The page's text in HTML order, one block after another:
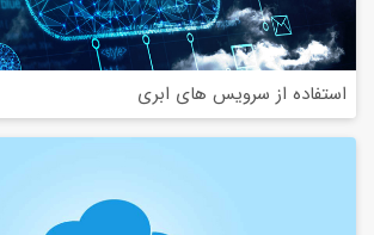
استفاده از سرویس های ابری